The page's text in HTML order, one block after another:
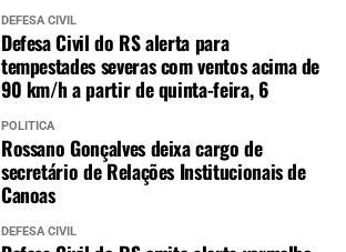
DEFESA CIVIL
Defesa Civil do RS alerta para
tempestades severas com ventos acima de
90 km/h a partir de quinta-feira, 6
POLÍTICA
Rossano Gonçalves deixa cargo de
secretário de Relações Institucionais de
Canoas
DEFESA CIVIL